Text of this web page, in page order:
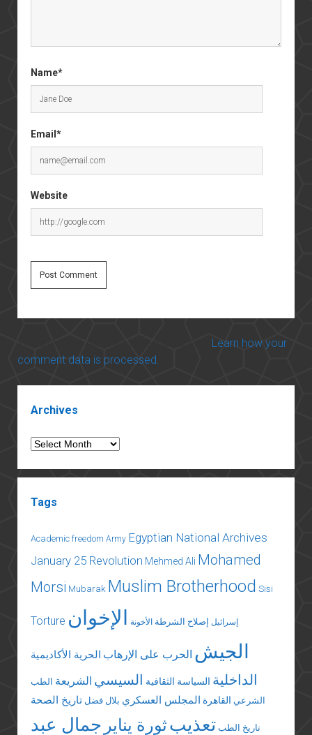
Name*
Email*
Website
Learn how your
comment data is processed.
Archives
Archives
Tags
Academic freedom Army Egyptian National Archives
January 25 Revolution Mehmed Ali Mohamed
Morsi Mubarak Muslim Brotherhood Sisi
Torture إسرائيل إصلاح الشرطة الأخونة الإخوان
الجيش الحرب على الإرهاب الحرية الأكاديمية
الداخلية السياسة الثقافية السيسي الشريعة الطب
الشرعي القاهرة المجلس العسكري بلال فضل تاريخ الصحة
تاريخ الطب تعذيبثورة يناير جمال عبد